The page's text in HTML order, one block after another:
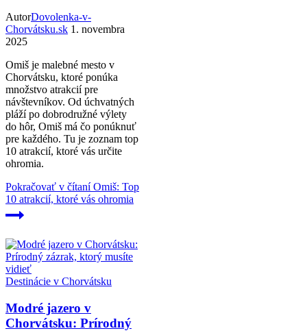
AutorDovolenka-v-
Chorvátsku.sk 1. novembra
2025
Omiš je malebné mesto v
Chorvátsku, ktoré ponúka
množstvo atrakcií pre
návštevníkov. Od úchvatných
pláží po dobrodružné výlety
do hôr, Omiš má čo ponúknuť
pre každého. Tu je zoznam top
10 atrakcií, ktoré vás určite
ohromia.
Pokračovať v čítaníOmiš: Top
10 atrakcií, ktoré vás ohromia
Destinácie v Chorvátsku
Modré jazero v
Chorvátsku: Prírodný